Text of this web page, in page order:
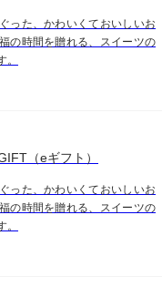
った、かわいくておいしいお
の時間を贈れる、スイーツの
（eギフト）
った、かわいくておいしいお
の時間を贈れる、スイーツの